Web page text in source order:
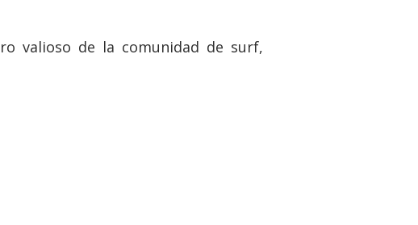
valioso de la comunidad de surf,